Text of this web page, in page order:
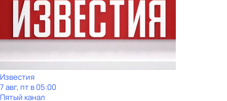
Известия
7 авг, пт в 05:00
Пятый канал